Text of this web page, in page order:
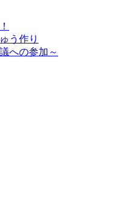
う作り
への参加～